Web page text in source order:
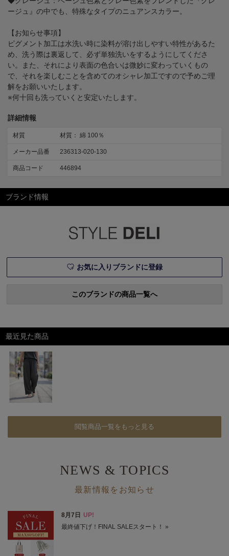
ージュ』の中でも、特殊なタイプのニュアンスカラー。
【お知らせ事項】
ピグメント加工は水洗い時に染料が溶け出しやすい特性があるた
め、洗う際は裏返して、必ず単独洗いをするようにしてくださ
い。また、それにより表面の色合いは微妙に変わっていくもの
で、それを楽しむことを含めてのオシャレ加工ですので予めご理
解をお願いいたします。
※何十回も洗っていくと安定いたします。
詳細情報
材質 材質： 綿 100％
メーカー品番 236313-020-130
商品コード 446894
ブランド情報
お気に入りブランドに登録
このブランドの商品一覧へ
最近見た商品
閲覧商品一覧をもっと見る
NEWS & TOPICS
最新情報をお知らせ